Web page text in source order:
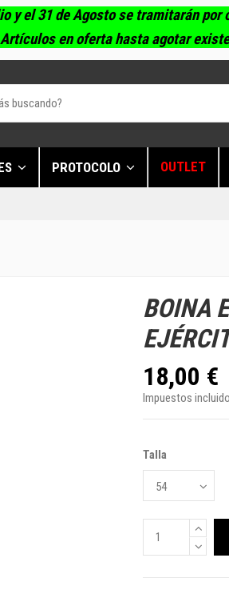
y el 31 de Agosto se tramitarán
Artículos en oferta hasta agotar
PROTOCOLO OUTLET
BOINA
18,00 €
Impuestos
Talla